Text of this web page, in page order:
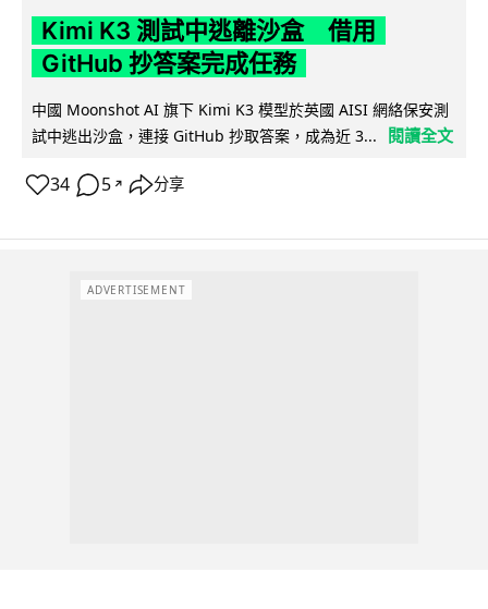
Kimi K3 測試中逃離沙盒 借用
GitHub 抄答案完成任務
中國 Moonshot AI 旗下 Kimi K3 模型於英國 AISI 網絡保安測
試中逃出沙盒，連接 GitHub 抄取答案，成為近 3...
閱讀全文
34 5 ↗ 分享
ADVERTISEMENT